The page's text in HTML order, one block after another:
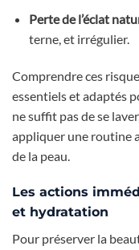
Perte de l’éclat
terne, et irrégulier.
Comprendre ces
essentiels et adaptés
ne suffit pas de se
appliquer une routine
de la peau.
Les actions
et hydratation
Pour préserver la